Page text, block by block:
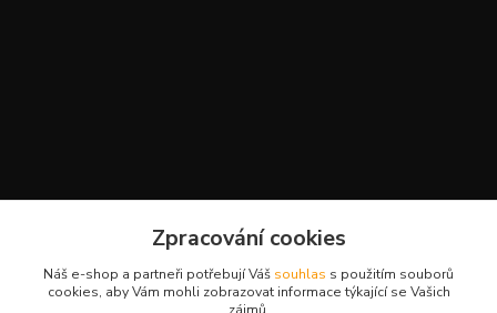
+420 777 959 094
(Po-Pá, 8-16 hod.)
Zpracování cookies
Náš e-shop a partneři potřebují Váš souhlas s použitím souborů
cookies, aby Vám mohli zobrazovat informace týkající se Vašich